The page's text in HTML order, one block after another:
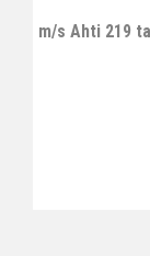
m/s Ahti 219